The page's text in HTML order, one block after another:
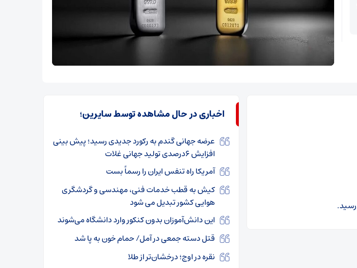
اخباری در حال مشاهده توسط سایرین؛
عرضه جهانی گندم به رکورد جدیدی رسید؛ پیش بینی
افزایش ۶درصدی تولید جهانی غلات
آمریکا راه تنفس ایران را رسماً بست
کیش به قطب خدمات فنی، مهندسی و گردشگری
هوایی کشور تبدیل می شود
این دانش‌آموزان بدون کنکور وارد دانشگاه می‌شوند
قتل دسته جمعی در آمل/ حمام خون به پا شد
نقره در اوج؛ درخشان‌تر از طلا